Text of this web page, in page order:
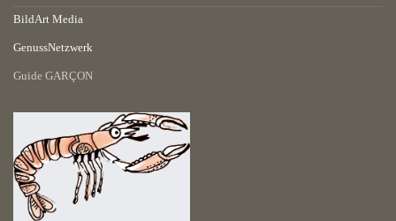
BildArt Media
GenussNetzwerk
Guide GARÇON